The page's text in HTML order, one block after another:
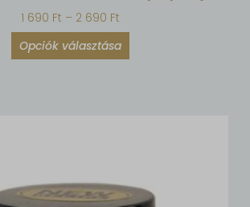
1 690 Ft – 2 690 Ft
Opciók választása